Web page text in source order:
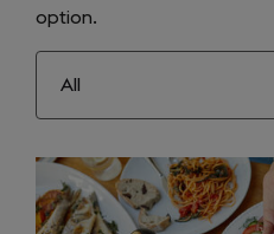
option.
Slide
of
2